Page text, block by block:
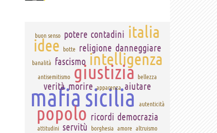
buon senso potere contadini italia
idee botte religione danneggiare
banalità fascismo intelligenza
antisemitismo giustizia bellezza
verità morire apparenza aiutare
mafiasicilia autenticità
popolo ricordi democrazia
attitudini servitù borghesia amore altruismo